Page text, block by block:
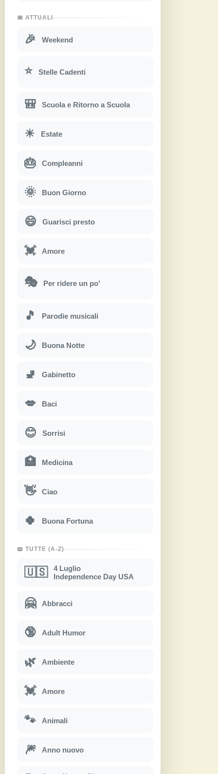
📅 ATTUALI
🎉 Weekend
⭐ Stelle Cadenti
🎒 Scuola e Ritorno a Scuola
☀ Estate
🎂 Compleanni
🌞 Buon Giorno
😄 Guarisci presto
💓 Amore
🎭 Per ridere un po'
🎵 Parodie musicali
🌙 Buona Notte
🚽 Gabinetto
💋 Baci
😊 Sorrisi
🏥 Medicina
👋 Ciao
🍀 Buona Fortuna
📖 TUTTE (A-Z)
🇺🇸
4 Luglio
Independence Day USA
🤗 Abbracci
🔞 Adult Humor
🌿 Ambiente
💓 Amore
🐾 Animali
🎆 Anno nuovo